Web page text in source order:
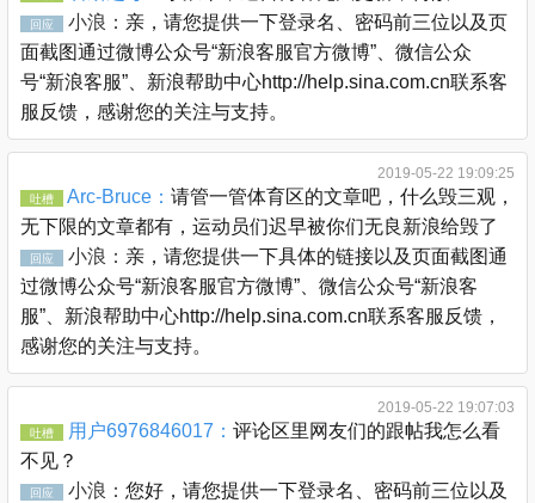
回应 小浪： 亲，请您提供一下登录名、密码前三位以及页
面截图通过微博公众号“新浪客服官方微博”、微信公众
号“新浪客服”、新浪帮助中心http://help.sina.com.cn联系客
服反馈，感谢您的关注与支持。
2019-05-22 19:09:25
吐槽 Arc-Bruce： 请管一管体育区的文章吧，什么毁三观，
无下限的文章都有，运动员们迟早被你们无良新浪给毁了
回应 小浪： 亲，请您提供一下具体的链接以及页面截图通
过微博公众号“新浪客服官方微博”、微信公众号“新浪客
服”、新浪帮助中心http://help.sina.com.cn联系客服反馈，
感谢您的关注与支持。
2019-05-22 19:07:03
吐槽 用户6976846017： 评论区里网友们的跟帖我怎么看
不见？
回应 小浪： 您好，请您提供一下登录名、密码前三位以及